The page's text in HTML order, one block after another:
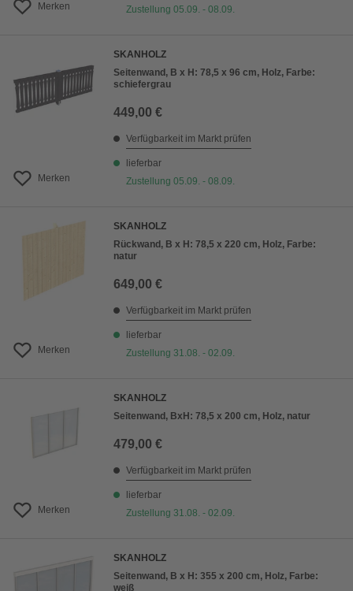
Merken
Zustellung 05.09. - 08.09.
Merken
SKANHOLZ
Seitenwand, B x H: 78,5 x 96 cm, Holz, Farbe:
schiefergrau
449,00 €
Verfügbarkeit im Markt prüfen
lieferbar
Zustellung 05.09. - 08.09.
Merken
SKANHOLZ
Rückwand, B x H: 78,5 x 220 cm, Holz, Farbe:
natur
649,00 €
Verfügbarkeit im Markt prüfen
lieferbar
Zustellung 31.08. - 02.09.
Merken
SKANHOLZ
Seitenwand, BxH: 78,5 x 200 cm, Holz, natur
479,00 €
Verfügbarkeit im Markt prüfen
lieferbar
Zustellung 31.08. - 02.09.
SKANHOLZ
Seitenwand, B x H: 355 x 200 cm, Holz, Farbe:
weiß